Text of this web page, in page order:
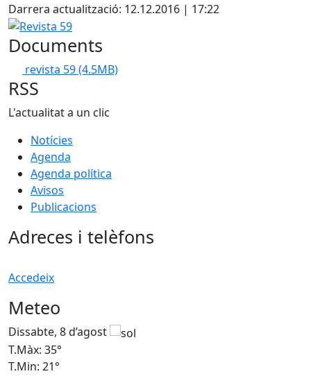
Darrera actualització: 12.12.2016 | 17:22
Revista 59
Documents
revista 59(4.5MB)
RSS
L'actualitat a un clic
Notícies
Agenda
Agenda política
Avisos
Publicacions
Adreces i telèfons
Accedeix
Meteo
Dissabte, 8 d’agost
T.Màx: 35°
T.Min: 21°